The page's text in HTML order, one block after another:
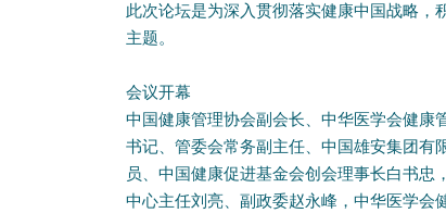
此次论坛是为深入贯彻落实健康中国战略，
主题。
会议开幕
中国健康管理协会副会长、中华医学会健康
书记、管委会常务副主任、中国雄安集团有
员、中国健康促进基金会创会理事长白书
中心主任刘亮、副政委赵永峰，中华医学会